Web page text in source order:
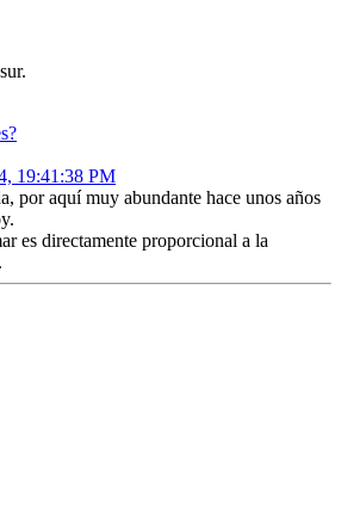
19:41:38 PM
por aquí muy abundante hace unos años
es directamente proporcional a la